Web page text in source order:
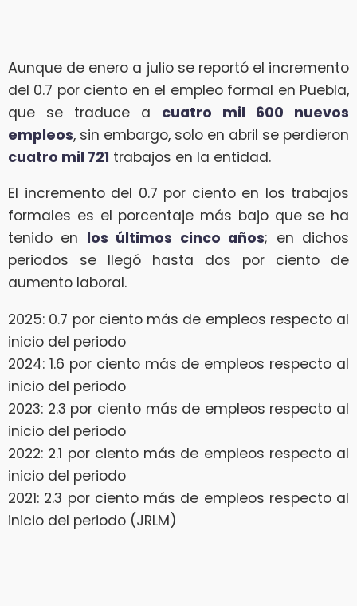
Aunque de enero a julio se reportó el incremento
del 0.7 por ciento en el empleo formal en Puebla,
que se traduce a cuatro mil 600 nuevos
empleos, sin embargo, solo en abril se perdieron
cuatro mil 721 trabajos en la entidad.
El incremento del 0.7 por ciento en los trabajos
formales es el porcentaje más bajo que se ha
tenido en los últimos cinco años; en dichos
periodos se llegó hasta dos por ciento de
aumento laboral.
2025: 0.7 por ciento más de empleos respecto al
inicio del periodo
2024: 1.6 por ciento más de empleos respecto al
inicio del periodo
2023: 2.3 por ciento más de empleos respecto al
inicio del periodo
2022: 2.1 por ciento más de empleos respecto al
inicio del periodo
2021: 2.3 por ciento más de empleos respecto al
inicio del periodo (JRLM)